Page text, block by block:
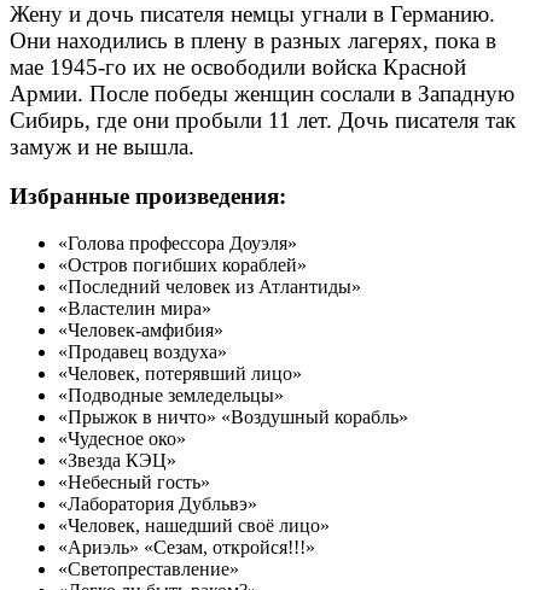
Жену и дочь писателя немцы угнали в Германию.
Они находились в плену в разных лагерях, пока в
мае 1945-го их не освободили войска Красной
Армии. После победы женщин сослали в Западную
Сибирь, где они пробыли 11 лет. Дочь писателя так
замуж и не вышла.
Избранные произведения:
«Голова профессора Доуэля»
«Остров погибших кораблей»
«Последний человек из Атлантиды»
«Властелин мира»
«Человек-амфибия»
«Продавец воздуха»
«Человек, потерявший лицо»
«Подводные земледельцы»
«Прыжок в ничто» «Воздушный корабль»
«Чудесное око»
«Звезда КЭЦ»
«Небесный гость»
«Лаборатория Дубльвэ»
«Человек, нашедший своё лицо»
«Ариэль» «Сезам, откройся!!!»
«Светопреставление»